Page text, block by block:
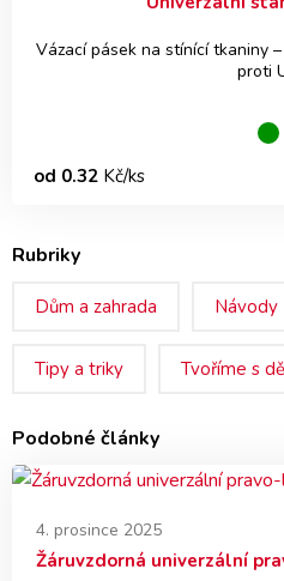
Vázací pásek na stínící tkaniny
proti
od 0.32 Kč/ks
Rubriky
Dům a zahrada Návody
Tipy a triky Tvoříme s
Podobné články
4. prosince 2025
Žáruvzdorná univerzální